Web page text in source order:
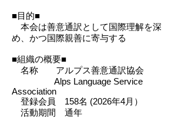
■目的■
本会は善意通訳として国際理解を深
め、かつ国際親善に寄与する
■組織の概要■
名称 アルプス善意通訳協会
Alps Language Service
Association
登録会員 158名 (2026年4月）
活動期間 通年